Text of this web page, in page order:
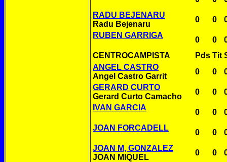
RADU BEJENARU
Radu Bejenaru
0 0
RUBEN GARRIGA
0 0
CENTROCAMPISTA
Pds Tit
ANGEL CASTRO
Angel Castro Garrit
0 0
GERARD CURTO
Gerard Curto Camacho
0 0
IVAN GARCIA
0 0
JOAN FORCADELL
0 0
JOAN M, GONZALEZ
JOAN MIQUEL
0 0